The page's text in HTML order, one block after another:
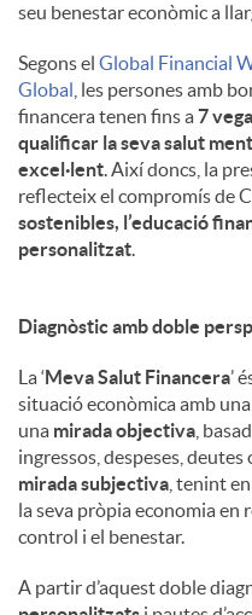
seu benestar econòmic a
Segons el Global Financial
Global , les persones amb
financera tenen fins a7
qualificar la seva salut
excel·lent. Així doncs, la
reflecteix el compromís de
sostenibles, l’educació
personalitzat.
Diagnòstic amb doble
La ‘Meva Salut Financera’
situació econòmica amb una
una mirada objectiva ,
ingressos, despeses,
mirada subjectiva , tenint
la seva pròpia economia en
control i el benestar.
A partir d’aquest doble